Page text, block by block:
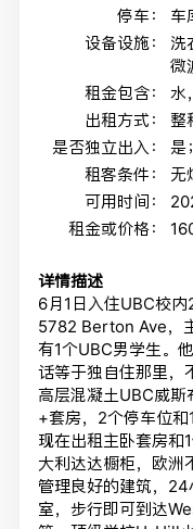
停车：
车
设备设施：
洗
微
租金包含：
水
出租方式：
整
是否独立出入：
是；
租客条件：
无
可用时间：
租金或价格：
详情描述
6月1日入住UBC校内
5782 Berton Ave，
有1个UBC男学生。
话等于独自住那里，
高层混凝土UBC威
+套房，2个停车位和
现在出租主卧套房和
大利达达橱柜，欧洲
管理良好的建筑，
室，步行即可到达